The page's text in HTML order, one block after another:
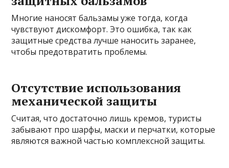
Многие наносят бальзамы уже тогда, когда
чувствуют дискомфорт. Это ошибка, так как
защитные средства лучше наносить заранее,
чтобы предотвратить проблемы.
Отсутствие использования
механической защиты
Считая, что достаточно лишь кремов, туристы
забывают про шарфы, маски и перчатки, которые
являются важной частью комплексной защиты.